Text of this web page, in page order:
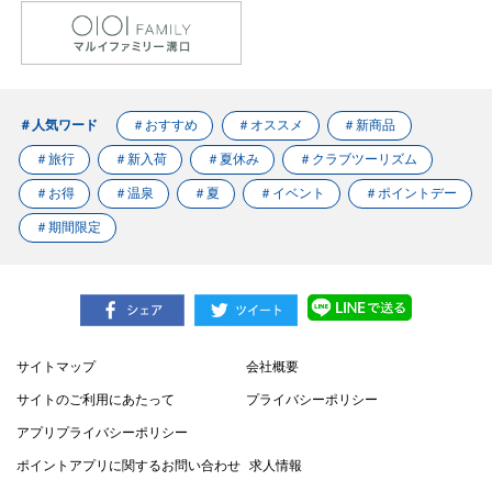
＃人気ワード ＃おすすめ ＃オススメ ＃新商品
＃旅行 ＃新入荷 ＃夏休み ＃クラブツーリズム
＃お得 ＃温泉 ＃夏 ＃イベント ＃ポイントデー
＃期間限定
サイトマップ 会社概要
サイトのご利用にあたって プライバシーポリシー
アプリプライバシーポリシー
ポイントアプリに関するお問い合わせ 求人情報